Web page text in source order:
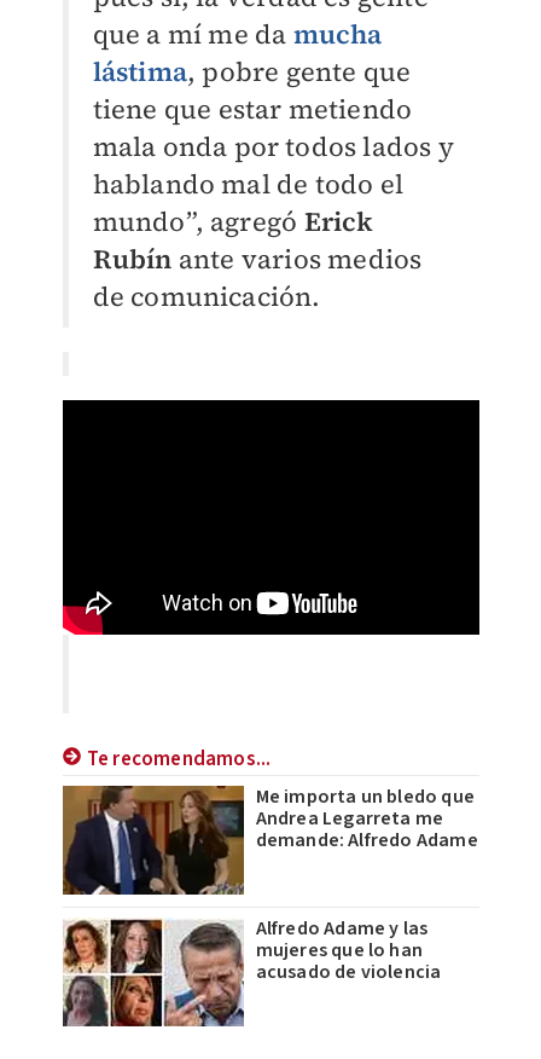
que a mí me da mucha
lástima, pobre gente que
tiene que estar metiendo
mala onda por todos lados y
hablando mal de todo el
mundo”, agregó Erick
Rubín ante varios medios
de comunicación.
Te recomendamos...
Me importa un bledo que
Andrea Legarreta me
demande: Alfredo Adame
Alfredo Adame y las
mujeres que lo han
acusado de violencia